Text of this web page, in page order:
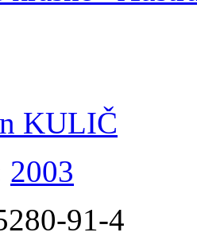
KULIČ
2003
91-4